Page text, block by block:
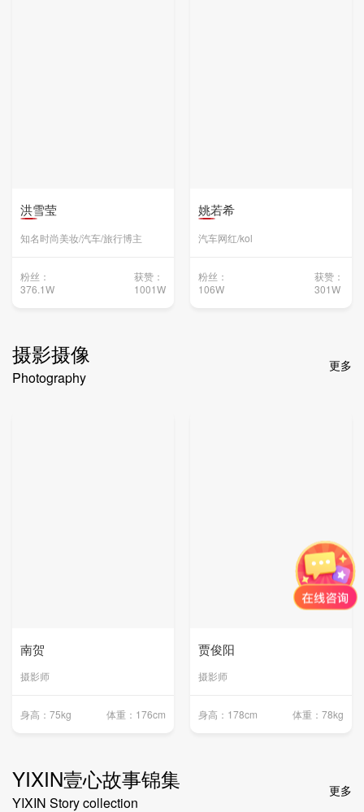
洪雪莹
知名时尚美妆/汽车/旅行博主
粉丝：
376.1W
获赞：
1001W
姚若希
汽车网红/kol
粉丝：
106W
获赞：
301W
摄影摄像
Photography
更多
南贺
摄影师
身高：75kg 体重：176cm
贾俊阳
摄影师
身高：178cm 体重：78kg
YIXIN壹心故事锦集
YIXIN Story collection
更多